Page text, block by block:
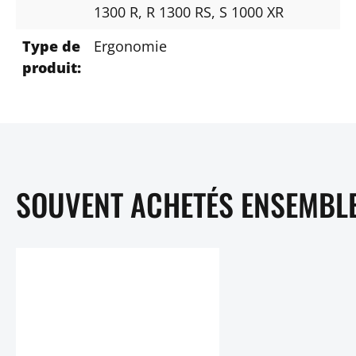
1300 R, R 1300 RS, S 1000 XR
Type de
produit:
Ergonomie
SOUVENT ACHETÉS